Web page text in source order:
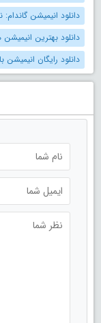
دانلود انیمیشن گاندام:
دانلود بهترین انیمیشن
دانلود رایگان انیمیشن